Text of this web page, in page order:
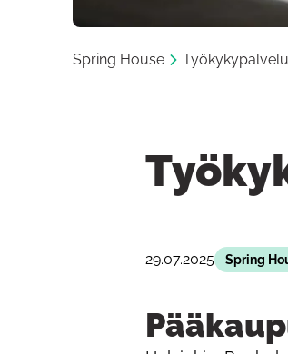
Spring House
29.07.2025 Spring